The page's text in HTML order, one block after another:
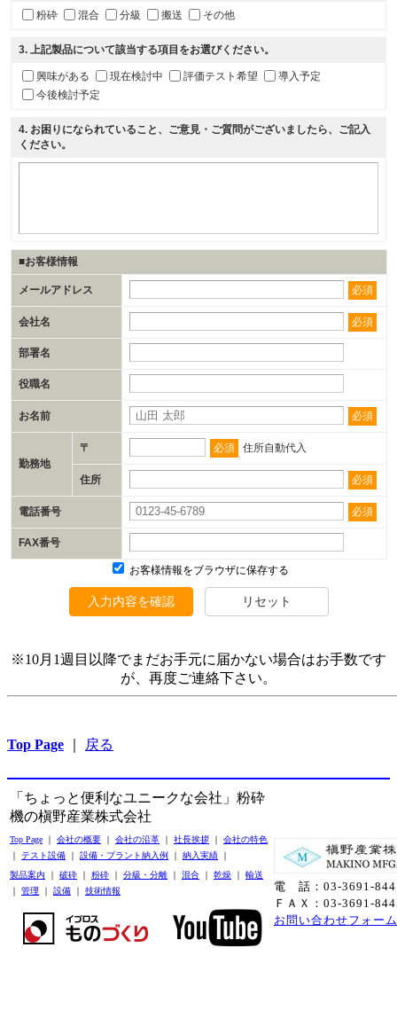
粉砕 混合 分級 搬送 その他
3. 上記製品について該当する項目をお選びください。
興味がある 現在検討中 評価テスト希望
導入予定
今後検討予定
4. お困りになられていること、ご意見・ご質問がございましたら、ご記入
ください。
■お客様情報
メールアドレス 必須
会社名 必須
部署名
役職名
お名前 必須
勤務地
〒 必須 住所自動代入
住所 必須
電話番号 必須
FAX番号
お客様情報をブラウザに保存する
入力内容を確認 リセット
※10月1週目以降でまだお手元に届かない場合はお手数です
が、再度ご連絡下さい。
Top Page 戻る
「ちょっと便利なユニークな会社」粉砕
機の槇野産業株式会社
電 話：03-3691-
ＦＡＸ：03-3691-
お問い合わせフォーム
Top Page ｜ 会社の概要 ｜ 会社の沿革 ｜ 社長挨拶 ｜ 会社の特色
｜ テスト設備 ｜ 設備・プラント納入例 ｜ 納入実績 ｜
製品案内 ｜ 破砕 ｜ 粉砕 ｜ 分級・分離 ｜ 混合 ｜ 乾燥 ｜ 輸送
｜ 管理 ｜ 設備 ｜ 技術情報